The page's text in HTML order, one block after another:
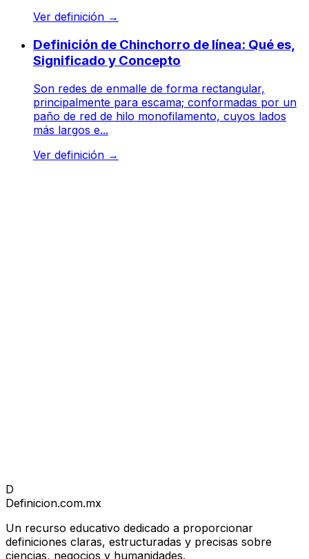
Ver definición →
Definición de Chinchorro de línea: Qué es,
Significado y Concepto
Son redes de enmalle de forma rectangular,
principalmente para escama; conformadas por un
paño de red de hilo monofilamento, cuyos lados
más largos e...
Ver definición →
D
Definicion.com.mx
Un recurso educativo dedicado a proporcionar
definiciones claras, estructuradas y precisas sobre
ciencias, negocios y humanidades.